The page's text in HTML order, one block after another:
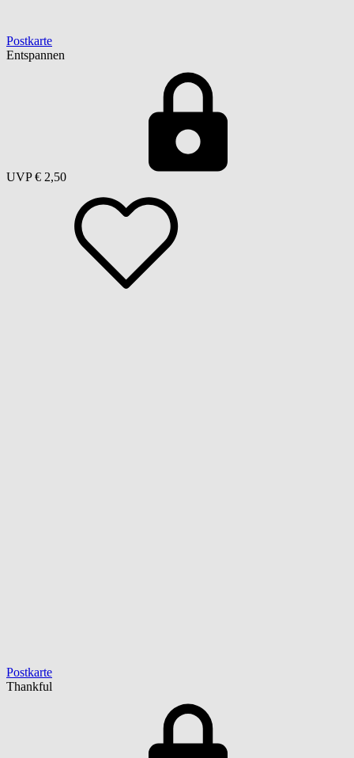
Postkarte
Entspannen
UVP € 2,50
Postkarte
Thankful